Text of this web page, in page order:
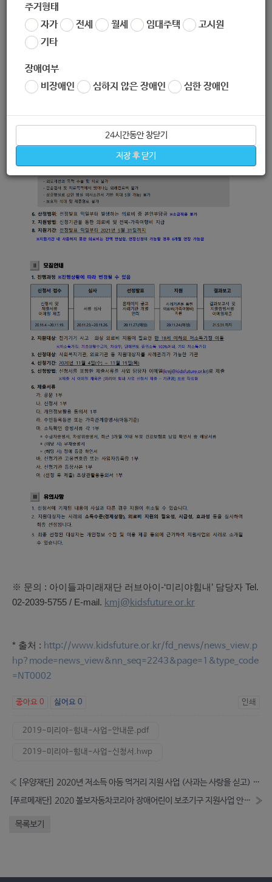
주거형태
자가
전세 월세 임대주택
고시원
기타
장애여부
비장애인
심하지 않은 장애인 심한 장애인
24시간동안 창닫기
저장 후 닫기
지원하는 사업입니다
오니 많은 관심과 참여 부탁드립니다.
※ 문의 : 아이들과미래재단 러브아이-‘미리야힘내’ 담당자 Tel.
02-2039-5755 / E-mail. kmj@kidsfuture.or.kr
* 출처 : http://www.kidsfuture.or.kr/fd_news/news_view.p
hp?mode=news_view&nn_seq=2243&page=1&type_code
=NT0002
좋아요 0 싫어요 0 인쇄
2019-미리야-힘내-사업-안내문.pdf
2019-미리야-힘내-사업-신청서.hwp
«
[우양재단] 2020년 저소득 아동 먹거리 지원 사업 (사과는 사랑을 싣고) 신청 안내 (-11.16)
[푸르메재단] 2020 볼보자동차코리아 장애어린이 보조기구 지원사업 안내 (-12.04) »
목록보기